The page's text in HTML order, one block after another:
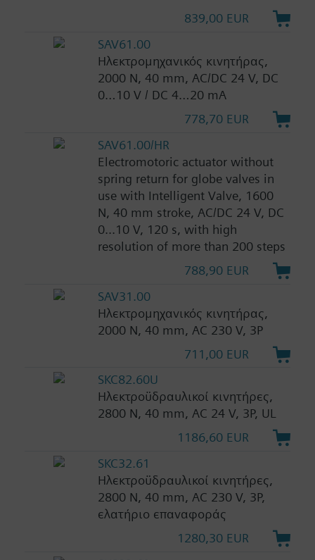
839,00 EUR
SAV61.00
Ηλεκτρομηχανικός κινητήρας,
2000 N, 40 mm, AC/DC 24 V, DC
0…10 V / DC 4…20 mA
778,70 EUR
SAV61.00/HR
Electromotoric actuator without
spring return for globe valves in
use with Intelligent Valve, 1600
N, 40 mm stroke, AC/DC 24 V, DC
0...10 V, 120 s, with high
resolution of more than 200 steps
788,90 EUR
SAV31.00
Ηλεκτρομηχανικός κινητήρας,
2000 N, 40 mm, AC 230 V, 3P
711,00 EUR
SKC82.60U
Ηλεκτροϋδραυλικοί κινητήρες,
2800 N, 40 mm, AC 24 V, 3P, UL
1186,60 EUR
SKC32.61
Ηλεκτροϋδραυλικοί κινητήρες,
2800 N, 40 mm, AC 230 V, 3P,
ελατήριο επαναφοράς
1280,30 EUR